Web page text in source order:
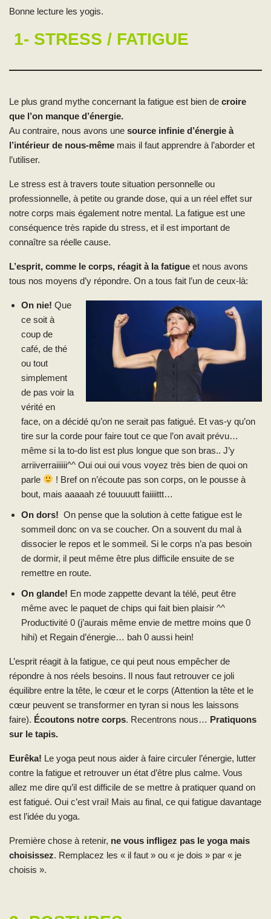
Bonne lecture les yogis.
1- STRESS / FATIGUE
Le plus grand mythe concernant la fatigue est bien de croire
que l’on manque d’énergie.
Au contraire, nous avons une source infinie d’énergie à
l’intérieur de nous-même mais il faut apprendre à l’aborder et
l’utiliser.
Le stress est à travers toute situation personnelle ou
professionnelle, à petite ou grande dose, qui a un réel effet sur
notre corps mais également notre mental. La fatigue est une
conséquence très rapide du stress, et il est important de
connaître sa réelle cause.
L’esprit, comme le corps, réagit à la fatigue et nous avons
tous nos moyens d’y répondre. On a tous fait l’un de ceux-là:
On nie! Que
ce soit à
coup de
café, de thé
ou tout
simplement
de pas voir la
vérité en
face, on a décidé qu’on ne serait pas fatigué. Et vas-y qu’on
tire sur la corde pour faire tout ce que l’on avait prévu…
même si la to-do list est plus longue que son bras.. J’y
arriiverraiiiiii^^ Oui oui oui vous voyez très bien de quoi on
parle
! Bref on n’écoute pas son corps, on le pousse à
bout, mais aaaaah zé touuuutt faiiiittt…
On dors! On pense que la solution à cette fatigue est le
sommeil donc on va se coucher. On a souvent du mal à
dissocier le repos et le sommeil. Si le corps n’a pas besoin
de dormir, il peut même être plus difficile ensuite de se
remettre en route.
On glande! En mode zappette devant la télé, peut être
même avec le paquet de chips qui fait bien plaisir ^^
Productivité 0 (j’aurais même envie de mettre moins que 0
hihi) et Regain d’énergie… bah 0 aussi hein!
L’esprit réagit à la fatigue, ce qui peut nous empêcher de
répondre à nos réels besoins. Il nous faut retrouver ce joli
équilibre entre la tête, le cœur et le corps (Attention la tête et le
cœur peuvent se transformer en tyran si nous les laissons
faire). Écoutons notre corps. Recentrons nous… Pratiquons
sur le tapis.
Eurêka! Le yoga peut nous aider à faire circuler l’énergie, lutter
contre la fatigue et retrouver un état d’être plus calme. Vous
allez me dire qu’il est difficile de se mettre à pratiquer quand on
est fatigué. Oui c’est vrai! Mais au final, ce qui fatigue davantage
est l’idée du yoga.
Première chose à retenir, ne vous infligez pas le yoga mais
choisissez. Remplacez les « il faut » ou « je dois » par « je
choisis ».